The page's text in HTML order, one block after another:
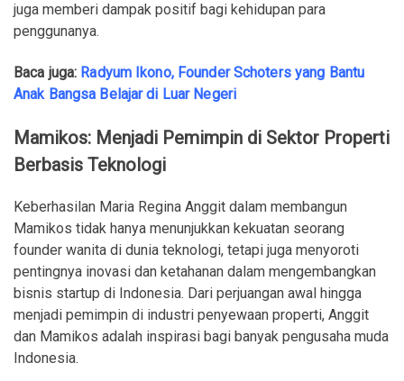
juga memberi dampak positif bagi kehidupan para
penggunanya.
Baca juga: Radyum Ikono, Founder Schoters yang Bantu
Anak Bangsa Belajar di Luar Negeri
Mamikos: Menjadi Pemimpin di Sektor Properti
Berbasis Teknologi
Keberhasilan Maria Regina Anggit dalam membangun
Mamikos tidak hanya menunjukkan kekuatan seorang
founder wanita di dunia teknologi, tetapi juga menyoroti
pentingnya inovasi dan ketahanan dalam mengembangkan
bisnis startup di Indonesia. Dari perjuangan awal hingga
menjadi pemimpin di industri penyewaan properti, Anggit
dan Mamikos adalah inspirasi bagi banyak pengusaha muda
Indonesia.